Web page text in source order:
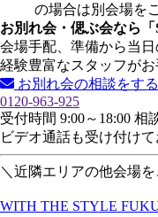
の場合は別会場を
お別れ会・偲ぶ会なら「
会場手配、準備から当
経験豊富なスタッフが
お別れ会の相談をする
0120-963-925
受付時間 9:00～18:00 相
ビデオ通話も受け付け
＼近隣エリアの他会場
WITH THE STYLE